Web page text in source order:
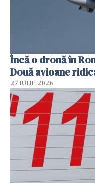
Încă o dronă în
Două avioane
27 IULIE 2026